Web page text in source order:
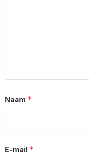
Naam *
E-mail *